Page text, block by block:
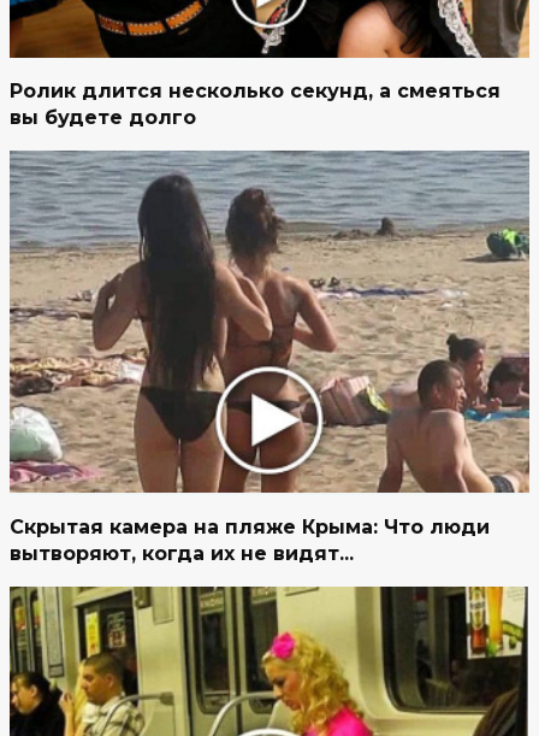
Ролик длится несколько секунд, а смеяться
вы будете долго
Скрытая камера на пляже Крыма: Что люди
вытворяют, когда их не видят...